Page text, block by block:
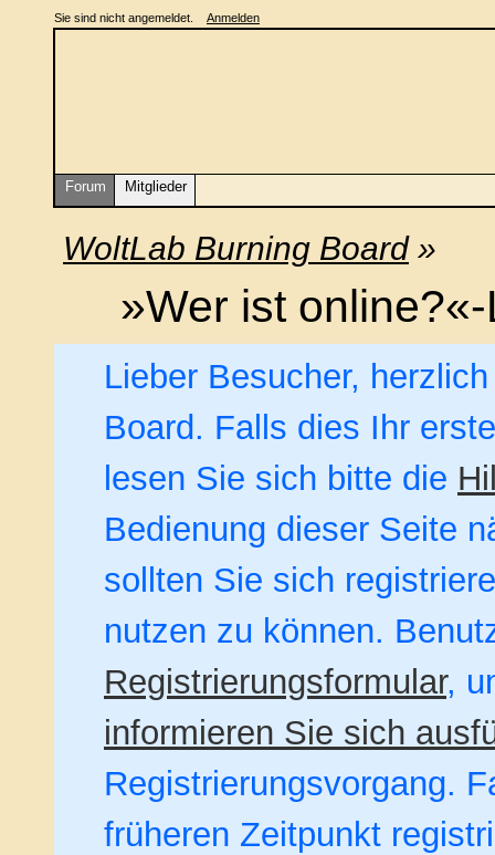
Sie sind nicht angemeldet. Anmelden
Forum Mitglieder
WoltLab Burning Board»
»Wer ist
Lieber Besucher,
Board. Falls dies Ihr
lesen Sie sich bitte die
Bedienung dieser Seite
sollten Sie sich
nutzen zu können.
Registrierungsformular,
informieren Sie sich
Registrierungsvorgang.
früheren Zeitpunkt